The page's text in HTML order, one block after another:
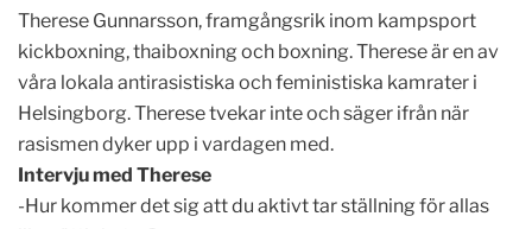
Therese Gunnarsson, framgångsrik inom kampsport
kickboxning, thaiboxning och boxning. Therese är en av
våra lokala antirasistiska och feministiska kamrater i
Helsingborg. Therese tvekar inte och säger ifrån när
rasismen dyker upp i vardagen med.
Intervju med Therese
-Hur kommer det sig att du aktivt tar ställning för allas